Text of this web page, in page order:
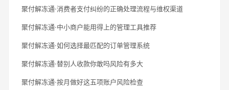
聚付解冻通·消费者支付纠纷的正确处理流程与维权渠道
聚付解冻通·中小商户能用得上的管理工具推荐
聚付解冻通·如何选择最匹配的订单管理系统
聚付解冻通·替别人收款你敢吗风险有多大
聚付解冻通·按月做好这五项账户风险检查